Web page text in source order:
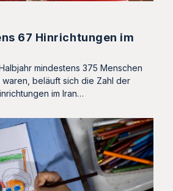
67 Hinrichtungen im
mindestens 375 Menschen
beläuft sich die Zahl der
im Iran…